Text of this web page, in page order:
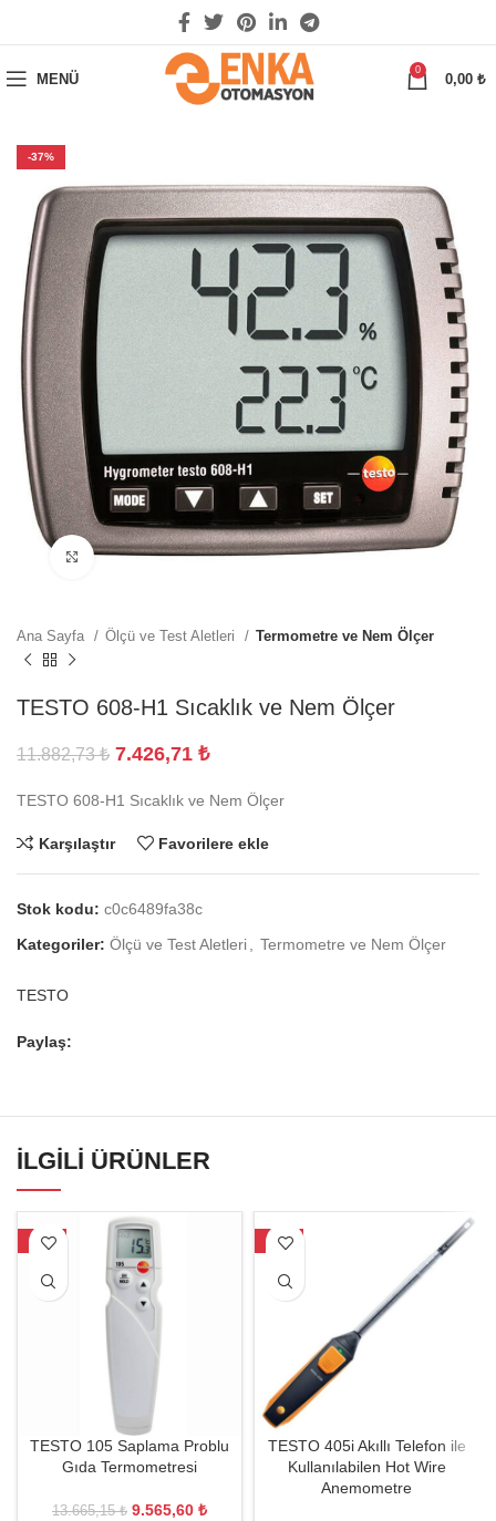
MENÜ
0
0,00 ₺
-37%
Büyütmek için tıklayın
Ana Sayfa Ölçü ve Test Aletleri Termometre ve Nem Ölçer
TESTO 608-H1 Sıcaklık ve Nem Ölçer
11.882,73₺ 7.426,71 ₺
TESTO 608-H1 Sıcaklık ve Nem Ölçer
Karşılaştır Favorilere ekle
Stok kodu: c0c6489fa38c
Kategoriler: Ölçü ve Test Aletleri Termometre ve Nem Ölçer
TESTO
Paylaş:
İLGILI ÜRÜNLER
-30%
TESTO 105 Saplama Problu
Gıda Termometresi
13.665,15₺ 9.565,60 ₺
-29%
TESTO 405i Akıllı Telefon ile
Kullanılabilen Hot Wire
Anemometre